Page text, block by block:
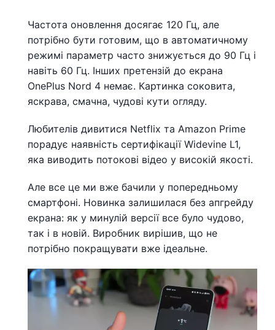
Частота оновлення досягає 120 Гц, але
потрібно бути готовим, що в автоматичному
режимі параметр часто знижується до 90 Гц і
навіть 60 Гц. Інших претензій до екрана
OnePlus Nord 4 немає. Картинка соковита,
яскрава, смачна, чудові кути огляду.
Любителів дивитися Netflix та Amazon Prime
порадує наявність сертифікації Widevine L1,
яка виводить потокові відео у високій якості.
Але все це ми вже бачили у попередньому
смартфоні. Новинка залишилася без апгрейду
екрана: як у минулій версії все було чудово,
так і в новій. Виробник вирішив, що не
потрібно покращувати вже ідеальне.